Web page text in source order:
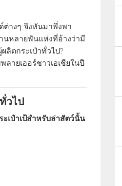
ต่างๆ จึงหันมาพึ่งพา
นหลายพันแห่งที่อ้างว่ามี
ลิตกระเป๋าทั่วไป?
ายเออร์ชาวเอเชียในปี
วไป
ะเป๋าเป้สำหรับล่าสัตว์นั้น